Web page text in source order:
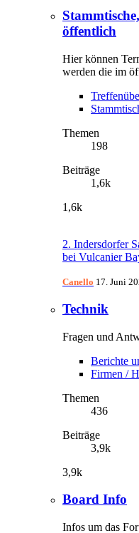
öffentlich
Hier können
werden die im
Themen
198
Beiträge
1,6k
1,6k
2. Indersdorfer
bei Vulcanier
Canello 17. Juni
Technik
Fragen und
Berichte
Firmen /
Themen
436
Beiträge
3,9k
3,9k
Board Info
Infos um das